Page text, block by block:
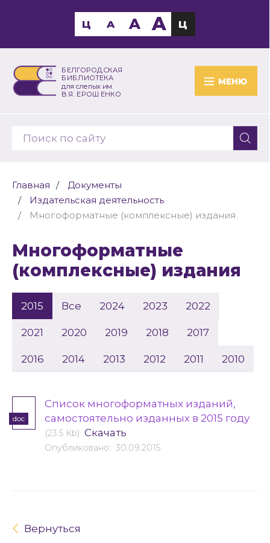
БЕЛГОРОДСКАЯ
БИБЛИОТЕКА
для слепых им.
В.Я. ЕРОШЕНКО
МЕНЮ
Ц A A A Ц
Главная
Документы
Издательская деятельность
Многоформатные (комплексные) издания
Многоформатные
(комплексные) издания
Все 2024 2023 2022
2021 2020 2019 2018 2017
2016
2015
2014 2013 2012 2011 2010
doc
Cписок многоформатных изданий,
самостоятельно изданных в 2015 году
(23.5 Kb) Скачать
Опубликовано: 30.09.2015
Вернуться